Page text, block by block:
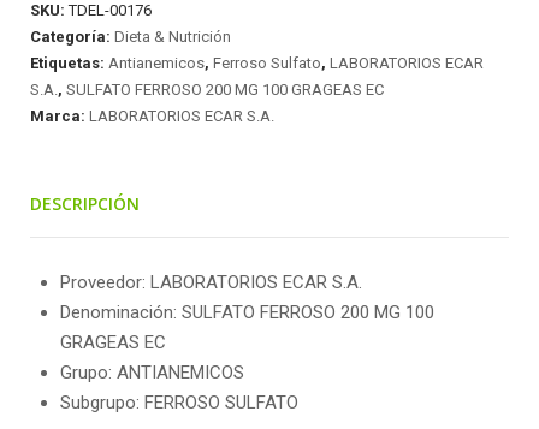
GRAGEAS
EC
cantidad
SKU:TDEL-00176
Categoría: Dieta & Nutrición
Etiquetas: Antianemicos, Ferroso Sulfato, LABORATORIOS ECAR
S.A., SULFATO FERROSO 200 MG 100 GRAGEAS EC
Marca: LABORATORIOS ECAR S.A.
DESCRIPCIÓN
Proveedor: LABORATORIOS ECAR S.A.
Denominación: SULFATO FERROSO 200 MG 100
GRAGEAS EC
Grupo: ANTIANEMICOS
Subgrupo: FERROSO SULFATO